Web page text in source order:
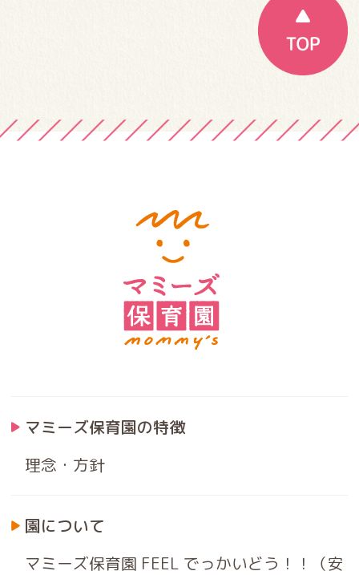
マミーズ保育園の特徴
理念・方針
園について
マミーズ保育園 FEEL でっかいどう！！（安